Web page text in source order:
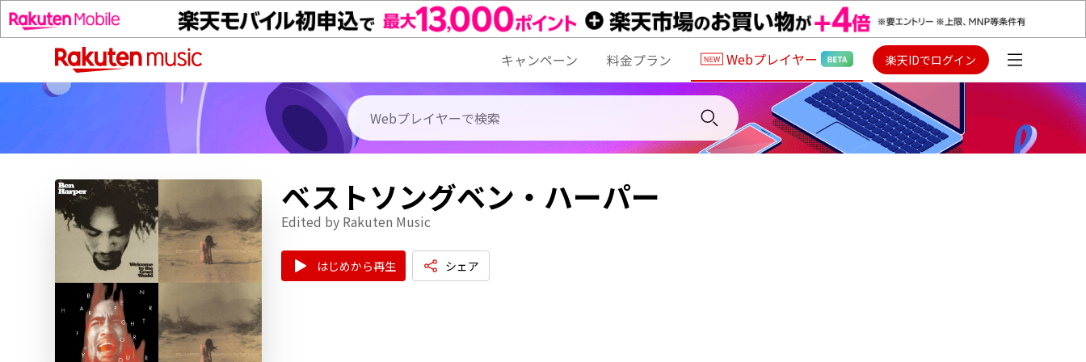
キャンペーン 料金プラン Webプレイヤー 楽天IDでログイン
ベストソングベン・ハーパー
Edited by Rakuten Music
はじめから再生 シェア